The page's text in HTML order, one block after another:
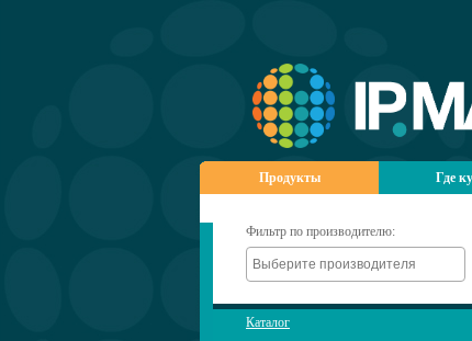
Продукты Где
Фильтр по производителю:
Каталог